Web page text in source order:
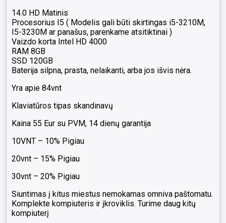
nėra
14.0 HD Matinis
Procesorius I5 ( Modelis gali būti skirtingas i5-3210M,
I5-3230M ar panašus, parenkame atsitiktinai )
Vaizdo korta Intel HD 4000
RAM 8GB
SSD 120GB
Baterija silpna, prasta, nelaikanti, arba jos išvis nėra.
Yra apie 84vnt
Klaviatūros tipas skandinavų
Kaina 55 Eur su PVM, 14 dienų garantija
10VNT – 10% Pigiau
20vnt – 15% Pigiau
30vnt – 20% Pigiau
Siuntimas į kitus miestus nemokamas omniva paštomatu.
Komplekte kompiuteris ir įkroviklis. Turime daug kitų
kompiuterį